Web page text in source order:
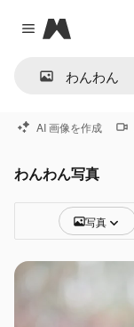
Close menu
Magnific
AI 画像を作成
わんわん写真
写真